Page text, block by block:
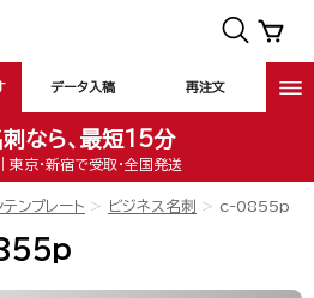
データ入稿 再注文
なら、最短15分
東京・新宿で受取・全国発送
ンプレート ビジネス名刺 c-0855p